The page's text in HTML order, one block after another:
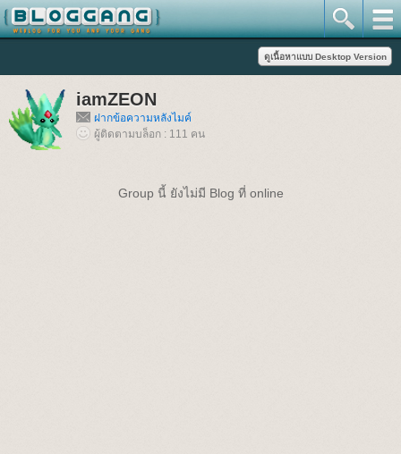
iamZEON
ฝากข้อความหลังไมค์
ผู้ติดตามบล็อก : 111 คน
Group นี้ ยังไม่มี Blog ที่ online